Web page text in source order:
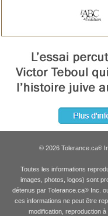
© 2026 Tolerance.ca®
Toutes les informations
images, photos, logos) sont
détenus par Tolerance.ca® Inc.
ces informations ne peut être
modification, reproduction